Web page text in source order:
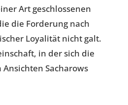
Art geschlos­se­nen
die For­de­rung nach
Loya­li­tät nicht galt.
in der sich die
Sach­a­rows